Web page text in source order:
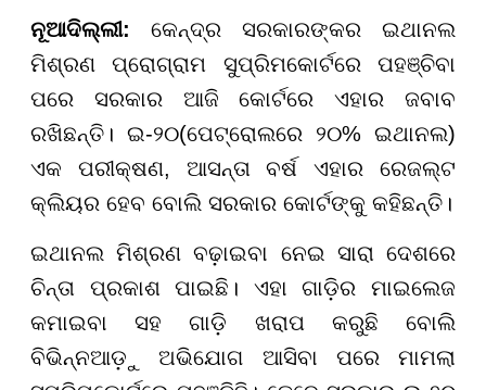
ନୂଆଦିଲ୍ଲୀ: କେନ୍ଦ୍ର ସରକାରଙ୍କର ଇଥାନଲ
ମିଶ୍ରଣ ପ୍ରୋଗ୍ରାମ ସୁପ୍ରିମକୋର୍ଟରେ ପହଞ୍ଚିବା
ପରେ ସରକାର ଆଜି କୋର୍ଟରେ ଏହାର ଜବାବ
ରଖିଛନ୍ତି। ଇ-୨୦(ପେଟ୍ରୋଲରେ ୨୦% ଇଥାନଲ)
ଏକ ପରୀକ୍ଷଣ, ଆସନ୍ତା ବର୍ଷ ଏହାର ରେଜଲ୍ଟ
କ୍ଲିୟର ହେବ ବୋଲି ସରକାର କୋର୍ଟଙ୍କୁ କହିଛନ୍ତି।
ଇଥାନଲ ମିଶ୍ରଣ ବଢ଼ାଇବା ନେଇ ସାରା ଦେଶରେ
ଚିନ୍ତା ପ୍ରକାଶ ପାଇଛି। ଏହା ଗାଡ଼ିର ମାଇଲେଜ
କମାଇବା ସହ ଗାଡ଼ି ଖରାପ କରୁଛି ବୋଲି
ବିଭିନ୍ନଆଡ଼ୁ ଅଭିଯୋଗ ଆସିବା ପରେ ମାମଲା